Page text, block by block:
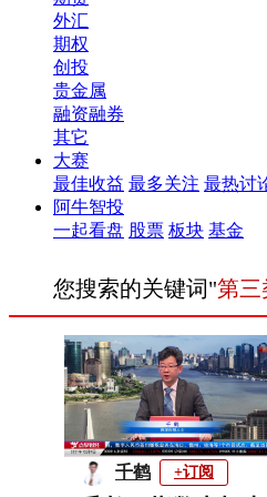
外汇
期权
创投
贵金属
融资融券
其它
大赛
最佳收益 最多关注 最热讨
阿牛智投
一起看盘 股票 板块 基金
您搜索的关键词"第三
千鹤 +订阅